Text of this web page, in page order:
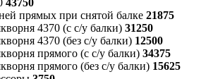
43750
прямых при снятой балке 21875
4370 (с с/у балки) 31250
4370 (без с/у балки) 12500
прямого (с с/у балки) 34375
прямого (без с/у балки) 15625